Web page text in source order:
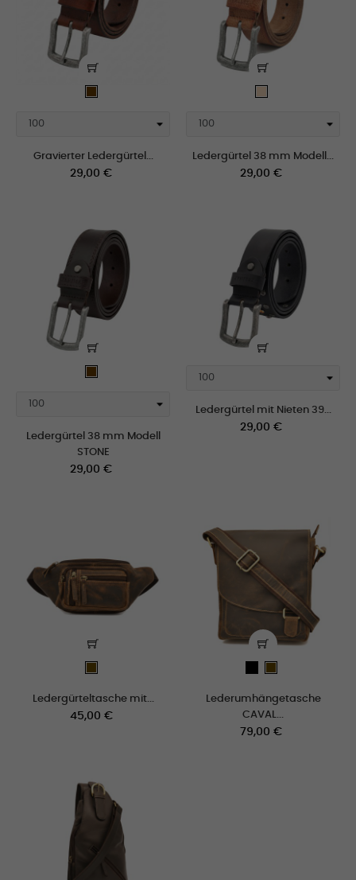
Gravierter Ledergürtel...
Preis
29,00 €
Ledergürtel 38 mm Modell...
Preis
29,00 €
Ledergürtel 38 mm Modell
STONE
Preis
29,00 €
Ledergürtel mit Nieten 39...
Preis
29,00 €
Ledergürteltasche mit...
Preis
45,00 €
Lederumhängetasche
CAVAL...
Preis
79,00 €